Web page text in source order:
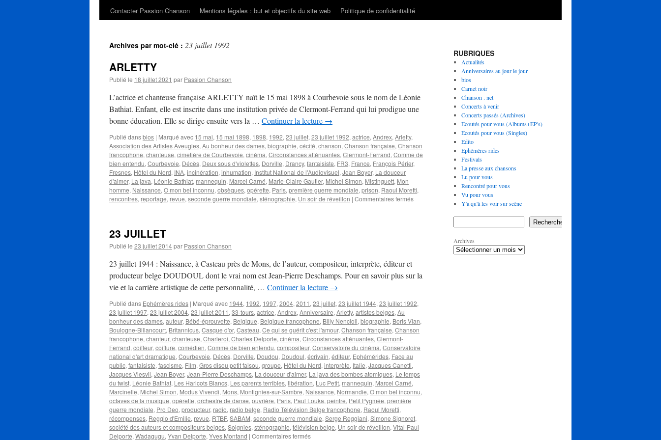
Contacter Passion Chanson
Mentions légales : but et objectifs du site web Politique de confidentialité
Archives par mot-clé : 23 juillet 1992
ARLETTY
Publié le 18 juillet 2021 par Passion Chanson
L’actrice et chanteuse française ARLETTY naît le 15 mai 1898 à Courbevoie sous le nom de Léonie
Bathiat. Enfant, elle est inscrite dans une institution privée de Clermont-Ferrand qui lui prodigue une
bonne éducation. Elle se dirige ensuite vers la … Continuer la lecture →
Publié dansbios | Marqué avec 15 mai, 15 mai 1898, 1898, 1992, 23 juillet, 23 juillet 1992, actrice, Andrex, Arletty,
Association des Artistes Aveugles, Au bonheur des dames, biographie, cécité, chanson, Chanson française, Chanson
francophone, chanteuse, cimetière de Courbevoie, cinéma, Circonstances atténuantes, Clermont-Ferrand, Comme de
bien entendu, Courbevoie, Décès, Deux sous d'violettes, Dorville, Drancy, fantaisiste, FR3, France, François Périer,
Fresnes, Hôtel du Nord, INA, incinération, inhumation, Institut National de l'Audiovisuel, Jean Boyer, La douceur
d'aimer, La java, Léonie Bathiat, mannequin, Marcel Carné, Marie-Claire Gautier, Michel Simon, Mistinguett, Mon
homme, Naissance, O mon bel inconnu, obsèques, opérette, Paris, première guerre mondiale, prison, Raoul Moretti,
rencontres, reportage, revue, seconde guerre mondiale, sténographie, Un soir de réveillon | Commentaires ferméssur
23 JUILLET
Publié le 23 juillet 2014par Passion Chanson
23 juillet 1944 : Naissance, à Casteau près de Mons, de l’auteur, compositeur, interprète, éditeur et
producteur belge DOUDOUL dont le vrai nom est Jean-Pierre Deschamps. Pour en savoir plus sur la
vie et la carrière artistique de cette personnalité, … Continuer la lecture →
Publié dans Ephémères rides | Marqué avec 1944, 1992, 1997, 2004, 2011 , 23 juillet, 23 juillet 1944, 23 juillet 1992,
23 juillet 1997, 23 juillet 2004, 23 juillet 2011 , 33-tours, actrice, Andrex, Anniversaire, Arletty, artistes belges, Au
bonheur des dames, auteur, Bébé-éprouvette, Belgique, Belgique francophone, Billy Nencioli, biographie, Boris Vian,
Boulogne-Billancourt, Britannicus, Casque d'or, Casteau, Ce qui se guérit c'est l'amour, Chanson française, Chanson
francophone, chanteur, chanteuse, Charleroi, Charles Delporte, cinéma, Circonstances atténuantes, Clermont-
Ferrand, coiffeur, coiffure, comédien, Comme de bien entendu, compositeur, Conservatoire du cinéma, Conservatoire
national d'art dramatique, Courbevoie, Décès, Dorville, Doudou, Doudoul, écrivain, éditeur, Ephémérides, Face au
public, fantaisiste, fascisme, Film, Gros disou petit faisou, groupe, Hôtel du Nord, interprète, Italie, Jacques Canetti,
Jacques Viesvil, Jean Boyer, Jean-Pierre Deschamps, La douceur d'aimer, La java des bombes atomiques, Le temps
du twist, Léonie Bathiat, Les Haricots Blancs, Les parents terribles, libération, Luc Petit, mannequin, Marcel Carné,
Marcinelle, Michel Simon, Modus Vivendi, Mons, Montignies-sur-Sambre, Naissance, Normandie, O mon bel inconnu,
octaves de la musique, opérette, orchestre de danse, ouvrière, Paris, Paul Louka, peintre, Petit Pygmée, première
guerre mondiale, Pro Deo, producteur, radio, radio belge, Radio Télévision Belge francophone, Raoul Moretti,
récompenses, Reggio d'Emilie, revue, RTBF, SABAM, seconde guerre mondiale, Serge Reggiani, Simone Signoret,
société des auteurs et compositeurs belges, Soignies, sténographie, télévision belge, Un soir de réveillon, Vital-Paul
Delporte, Wadagugu, Yvan Delporte, Yves Montand | Commentaires ferméssur
RUBRIQUES
Actualités
Anniversaires au jour le jour
bios
Carnet noir
Chanson . net
Concerts à venir
Concerts passés (Archives)
Ecoutés pour vous (Albums+EP's)
Ecoutés pour vous (Singles)
Edito
Ephémères rides
Festivals
La presse aux chansons
Lu pour vous
Rencontré pour vous
Vu pour vous
Y'a qu'à les voir sur scène
Rechercher
Archives